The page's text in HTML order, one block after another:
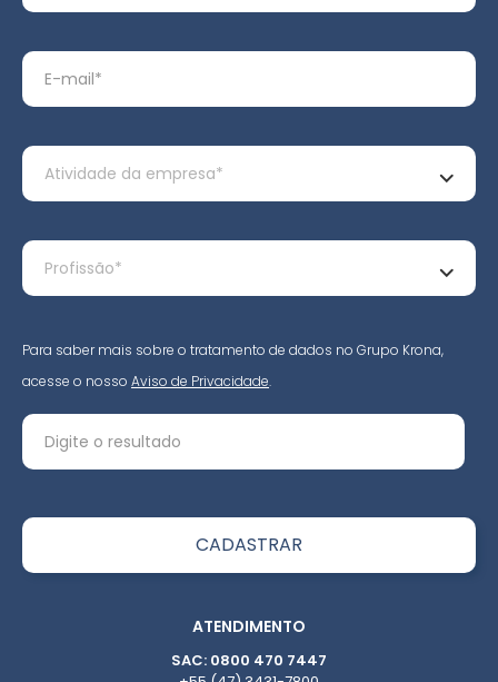
Para saber mais sobre o tratamento de dados no Grupo Krona,
acesse o nosso Aviso de Privacidade.
ATENDIMENTO
SAC: 0800 470 7447